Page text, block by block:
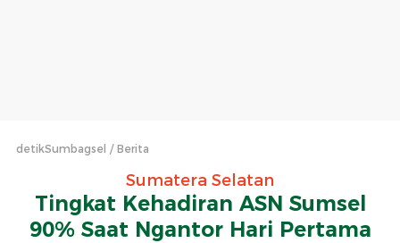
detikSumbagsel Berita
Sumatera Selatan
Tingkat Kehadiran ASN Sumsel
90% Saat Ngantor Hari Pertama